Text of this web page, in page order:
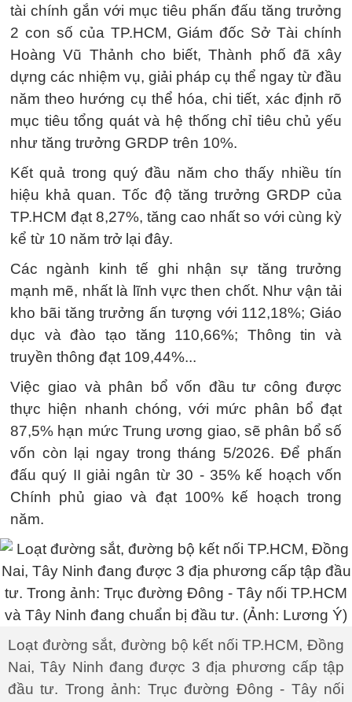
tài chính gắn với mục tiêu phấn đấu tăng trưởng
2 con số của TP.HCM, Giám đốc Sở Tài chính
Hoàng Vũ Thảnh cho biết, Thành phố đã xây
dựng các nhiệm vụ, giải pháp cụ thể ngay từ đầu
năm theo hướng cụ thể hóa, chi tiết, xác định rõ
mục tiêu tổng quát và hệ thống chỉ tiêu chủ yếu
như tăng trưởng GRDP trên 10%.
Kết quả trong quý đầu năm cho thấy nhiều tín
hiệu khả quan. Tốc độ tăng trưởng GRDP của
TP.HCM đạt 8,27%, tăng cao nhất so với cùng kỳ
kể từ 10 năm trở lại đây.
Các ngành kinh tế ghi nhận sự tăng trưởng
mạnh mẽ, nhất là lĩnh vực then chốt. Như vận tải
kho bãi tăng trưởng ấn tượng với 112,18%; Giáo
dục và đào tạo tăng 110,66%; Thông tin và
truyền thông đạt 109,44%...
Việc giao và phân bổ vốn đầu tư công được
thực hiện nhanh chóng, với mức phân bổ đạt
87,5% hạn mức Trung ương giao, sẽ phân bổ số
vốn còn lại ngay trong tháng 5/2026. Để phấn
đấu quý II giải ngân từ 30 - 35% kế hoạch vốn
Chính phủ giao và đạt 100% kế hoạch trong
năm.
Loạt đường sắt, đường bộ kết nối TP.HCM, Đồng
Nai, Tây Ninh đang được 3 địa phương cấp tập
đầu tư. Trong ảnh: Trục đường Đông - Tây nối